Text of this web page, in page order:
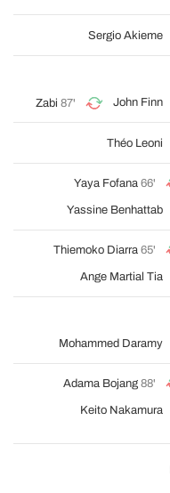
Sergio Akieme
Zabi 87' John Finn
Théo Leoni
Yaya Fofana 66'
Yassine Benhattab
Thiemoko Diarra 65'
Ange Martial Tia
Mohammed Daramy
Adama Bojang 88'
Keito Nakamura